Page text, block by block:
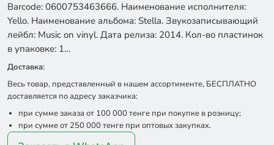
Barcode: 0600753463666. Наименование исполнителя:
Yello. Наименование альбома: Stella. Звукозаписывающий
лейбл: Music on vinyl. Дата релиза: 2014. Кол-во пластинок
в упаковке: 1…
Доставка:
Весь товар, представленный в нашем ассортименте, БЕСПЛАТНО
доставляется по адресу заказчика:
при сумме заказа от 100 000 тенге при покупке в розницу;
при сумме от 250 000 тенге при оптовых закупках.